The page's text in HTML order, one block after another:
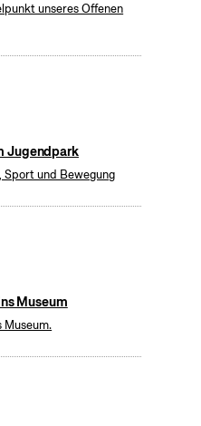
unseres Offenen
Jugendpark
Sport und Bewegung
Museum
Museum.